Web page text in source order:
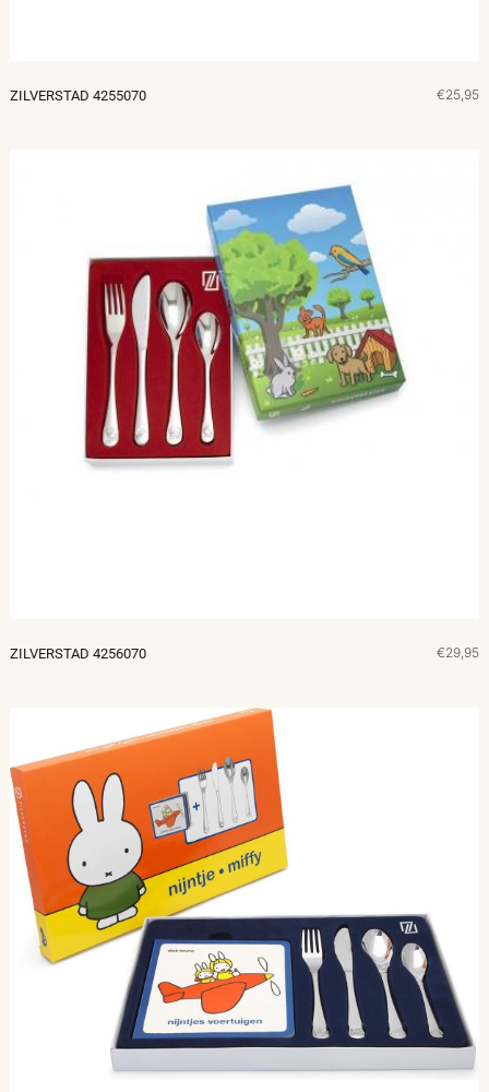
ZILVERSTAD 4255070 €25,95
ZILVERSTAD 4256070 €29,95